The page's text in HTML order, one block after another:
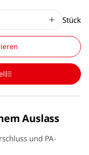
Stück
Auslass
und PA-